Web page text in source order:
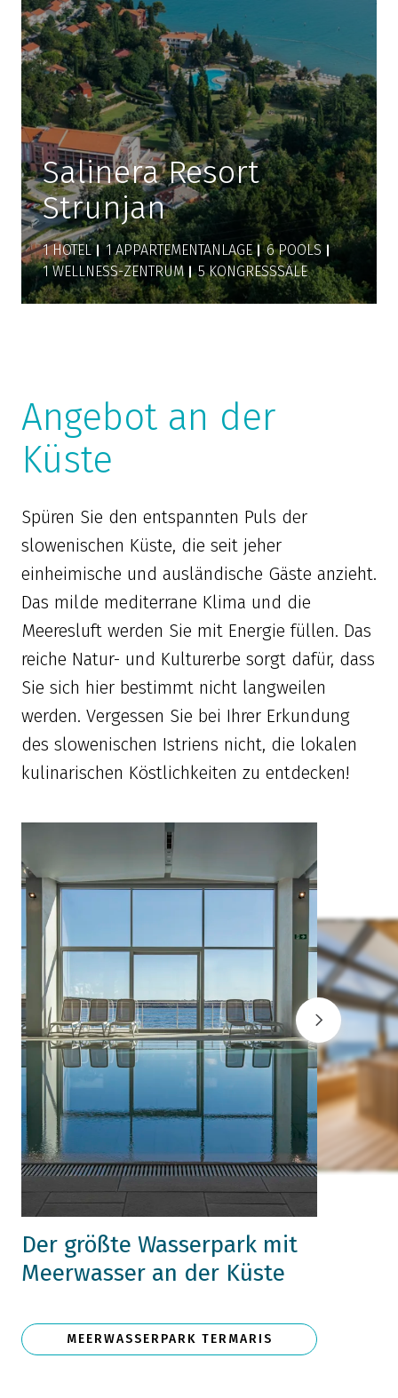
Salinera Resort
Strunjan
1 HOTEL 1 APPARTEMENTANLAGE
6 POOLS
1 WELLNESS-ZENTRUM
5 KONGRESSSÄLE
Angebot an der
Küste
Spüren Sie den entspannten Puls der
slowenischen Küste, die seit jeher
einheimische und ausländische Gäste anzieht.
Das milde mediterrane Klima und die
Meeresluft werden Sie mit Energie füllen. Das
reiche Natur- und Kulturerbe sorgt dafür, dass
Sie sich hier bestimmt nicht langweilen
werden. Vergessen Sie bei Ihrer Erkundung
des slowenischen Istriens nicht, die lokalen
kulinarischen Köstlichkeiten zu entdecken!
Der größte Wasserpark mit
Meerwasser an der Küste
MEERWASSERPARK TERMARIS